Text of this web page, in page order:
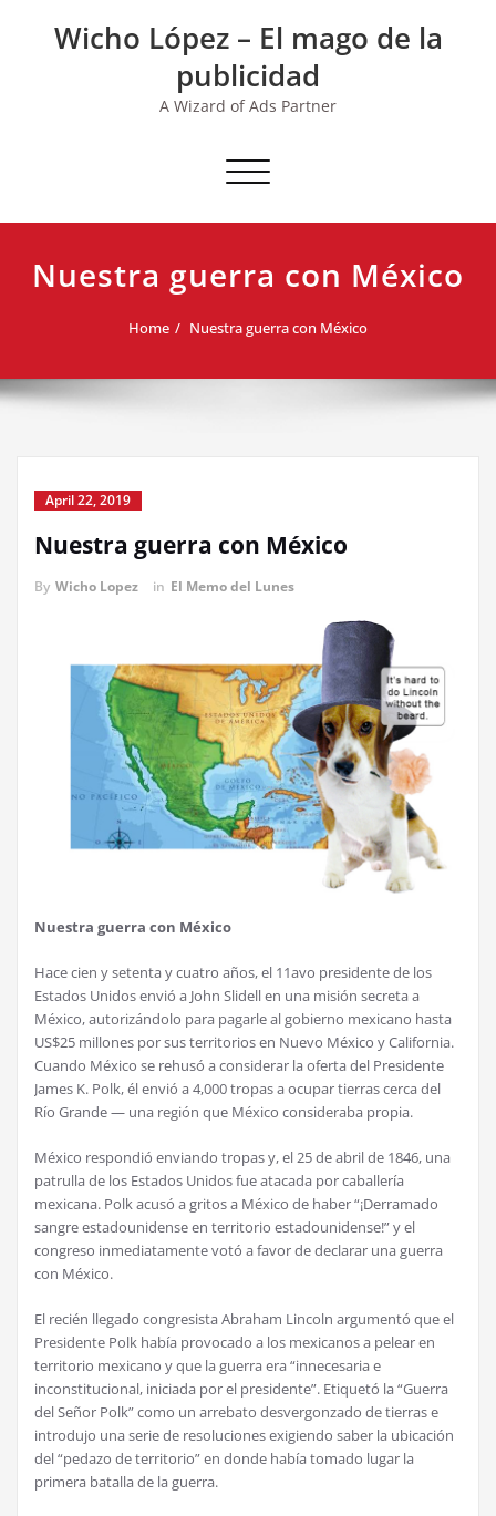
Wicho López – El mago de la
publicidad
A Wizard of Ads Partner
Toggle navigation
Nuestra guerra con México
Home Nuestra guerra con México
April 22, 2019
Nuestra guerra con México
By Wicho Lopez in El Memo del Lunes
Nuestra guerra con México
Hace cien y setenta y cuatro años, el 11avo presidente de los
Estados Unidos envió a John Slidell en una misión secreta a
México, autorizándolo para pagarle al gobierno mexicano hasta
US$25 millones por sus territorios en Nuevo México y California.
Cuando México se rehusó a considerar la oferta del Presidente
James K. Polk, él envió a 4,000 tropas a ocupar tierras cerca del
Río Grande — una región que México consideraba propia.
México respondió enviando tropas y, el 25 de abril de 1846, una
patrulla de los Estados Unidos fue atacada por caballería
mexicana. Polk acusó a gritos a México de haber “¡Derramado
sangre estadounidense en territorio estadounidense!” y el
congreso inmediatamente votó a favor de declarar una guerra
con México.
El recién llegado congresista Abraham Lincoln argumentó que el
Presidente Polk había provocado a los mexicanos a pelear en
territorio mexicano y que la guerra era “innecesaria e
inconstitucional, iniciada por el presidente”. Etiquetó la “Guerra
del Señor Polk” como un arrebato desvergonzado de tierras e
introdujo una serie de resoluciones exigiendo saber la ubicación
del “pedazo de territorio” en donde había tomado lugar la
primera batalla de la guerra.